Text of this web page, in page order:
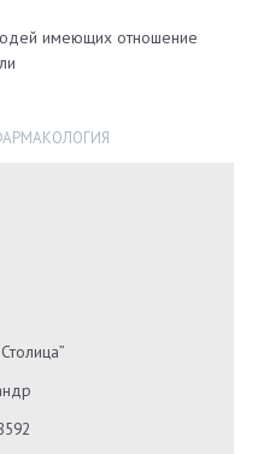
имеющих отношение